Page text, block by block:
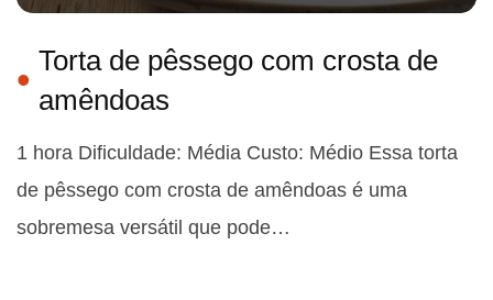
Torta de pêssego com crosta de
amêndoas
1 hora Dificuldade: Média Custo: Médio Essa torta
de pêssego com crosta de amêndoas é uma
sobremesa versátil que pode…